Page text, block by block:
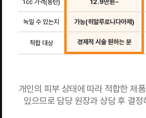
1cc 가격(동탄) 12.9만원~
녹일 수 있는지 가능(히알루로니다아제)
적합 대상 경제적 시술 원하는 분
개인의 피부 상태에 따라 적합한 제
있으므로 담당 원장과 상담 후 결정